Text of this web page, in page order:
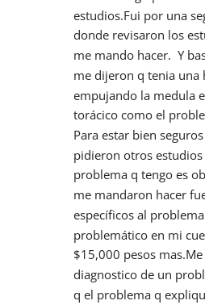
estudios.Fui por una
donde revisaron los
me mando hacer.  Y
me dijeron q tenia una
empujando la medula
torácico como el
Para estar bien
pidieron otros
problema q tengo es
me mandaron hacer
específicos al
problemático en mi
$15,000 pesos
diagnostico de un
q el problema q